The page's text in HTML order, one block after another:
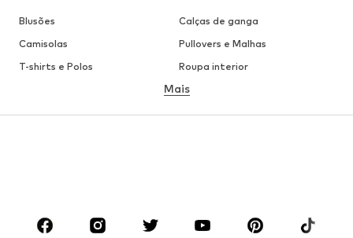
Blusões
Calças de ganga
Camisolas
Pullovers e Malhas
T-shirts e Polos
Roupa interior
Camisas
ROUPA
Mais